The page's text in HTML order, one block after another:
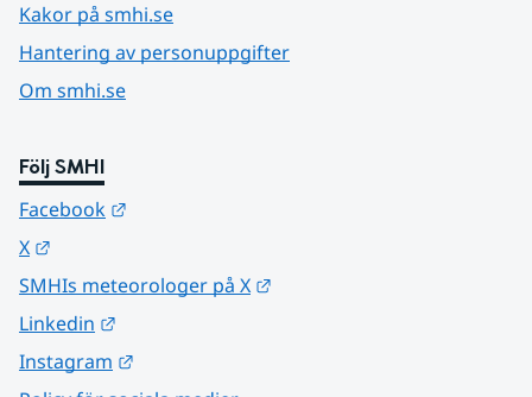
Kakor på smhi.se
Hantering av personuppgifter
Om smhi.se
Följ SMHI
Facebook
X
SMHIs meteorologer på X
Linkedin
Instagram